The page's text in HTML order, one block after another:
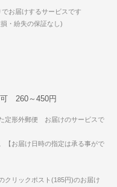
お届けするサービスです
・紛失の保証なし)
260～450円
定形外郵便 お届けのサービスで
【お届け日時の指定は承る事がで
クリックポスト(185円)のお届け